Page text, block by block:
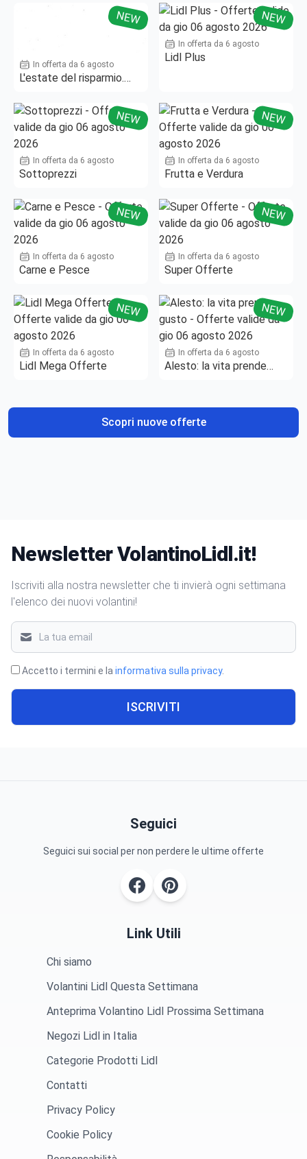
NEW
In offerta da 6 agosto
L'estate del risparmio.
NEW
In offerta da 6 agosto
Lidl Plus
NEW
In offerta da 6 agosto
Sottoprezzi
NEW
In offerta da 6 agosto
Frutta e Verdura
NEW
In offerta da 6 agosto
Carne e Pesce
NEW
In offerta da 6 agosto
Super Offerte
NEW
In offerta da 6 agosto
Lidl Mega Offerte
NEW
In offerta da 6 agosto
Alesto: la vita prende
Scopri nuove offerte
Newsletter VolantinoLidl.it!
Iscriviti alla nostra newsletter che ti invierà ogni settimana
l'elenco dei nuovi volantini!
Accetto i termini e lainformativa sulla privacy.
ISCRIVITI
Seguici
Seguici sui social per non perdere le ultime offerte
Link Utili
Chi siamo
Volantini Lidl Questa Settimana
Anteprima Volantino Lidl Prossima Settimana
Negozi Lidl in Italia
Categorie Prodotti Lidl
Contatti
Privacy Policy
Cookie Policy